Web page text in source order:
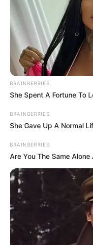
BRAINBERRIES
She Spent A Fortune To
BRAINBERRIES
She Gave Up A Normal
BRAINBERRIES
Are You The Same